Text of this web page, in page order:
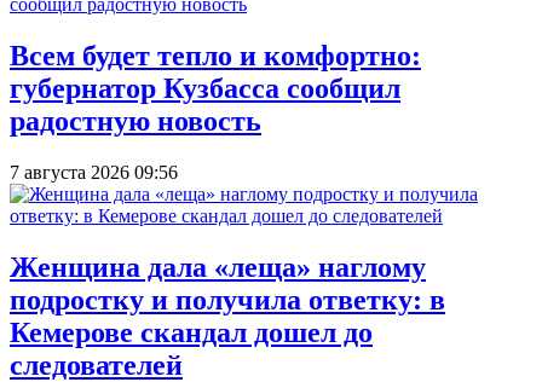
Всем будет тепло и комфортно:
губернатор Кузбасса сообщил
радостную новость
7 августа 2026 09:56
Женщина дала «леща» наглому
подростку и получила ответку: в
Кемерове скандал дошел до
следователей